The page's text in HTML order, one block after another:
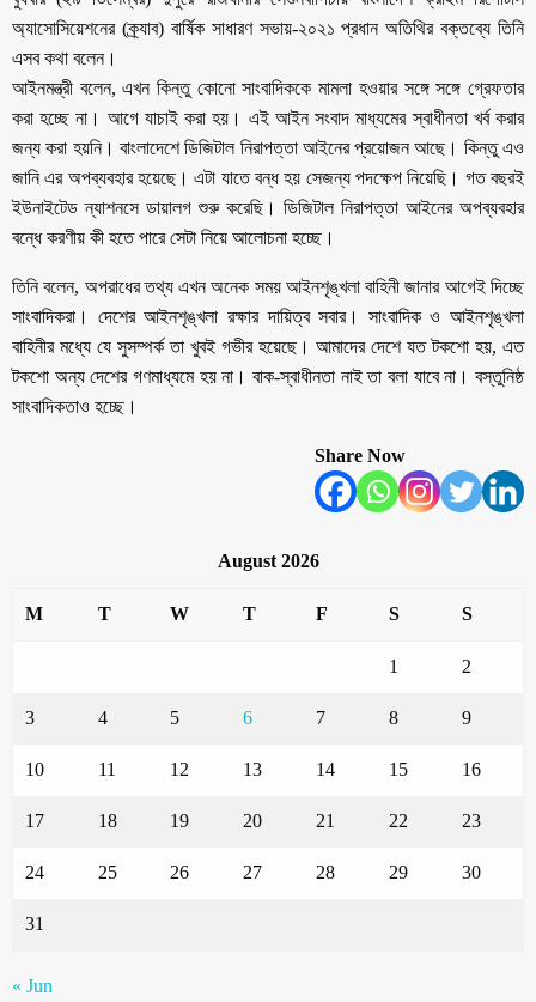
অ্যাসোসিয়েশনের (ক্র্যাব) বার্ষিক সাধারণ সভায়-২০২১ প্রধান অতিথির বক্তব্যে তিনি
এসব কথা বলেন।
আইনমন্ত্রী বলেন, এখন কিন্তু কোনো সাংবাদিককে মামলা হওয়ার সঙ্গে সঙ্গে গ্রেফতার
করা হচ্ছে না। আগে যাচাই করা হয়। এই আইন সংবাদ মাধ্যমের স্বাধীনতা খর্ব করার
জন্য করা হয়নি। বাংলাদেশে ডিজিটাল নিরাপত্তা আইনের প্রয়োজন আছে। কিন্তু এও
জানি এর অপব্যবহার হয়েছে। এটা যাতে বন্ধ হয় সেজন্য পদক্ষেপ নিয়েছি। গত বছরই
ইউনাইটেড ন্যাশনসে ডায়ালগ শুরু করেছি। ডিজিটাল নিরাপত্তা আইনের অপব্যবহার
বন্ধে করণীয় কী হতে পারে সেটা নিয়ে আলোচনা হচ্ছে।
তিনি বলেন, অপরাধের তথ্য এখন অনেক সময় আইনশৃঙ্খলা বাহিনী জানার আগেই দিচ্ছে
সাংবাদিকরা। দেশের আইনশৃঙ্খলা রক্ষার দায়িত্ব সবার। সাংবাদিক ও আইনশৃঙ্খলা
বাহিনীর মধ্যে যে সুসম্পর্ক তা খুবই গভীর হয়েছে। আমাদের দেশে যত টকশো হয়, এত
টকশো অন্য দেশের গণমাধ্যমে হয় না। বাক-স্বাধীনতা নাই তা বলা যাবে না। বস্তুনিষ্ঠ
সাংবাদিকতাও হচ্ছে।
Share Now
August 2026
M T W T F S S
1 2
3 4 5 6 7 8 9
10 11 12 13 14 15 16
17 18 19 20 21 22 23
24 25 26 27 28 29 30
31
« Jun